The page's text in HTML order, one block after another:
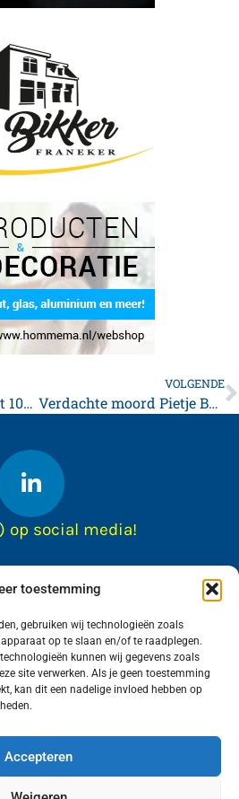
toestemming
gebruiken wij technologieën zoals
op te slaan en/of te raadplegen.
kunnen wij gegevens zoals
site verwerken. Als je geen toestemming
kan dit een nadelige invloed hebben op
Accepteren
‘Bloemketerp’ sponsort 100 F-spelertjes SC Franeker
VOLGENDE
Verdachte moord Pietje Bouma snel naar PBC
op social media!
verzorgen het nieuws
Met als hoofdplaats